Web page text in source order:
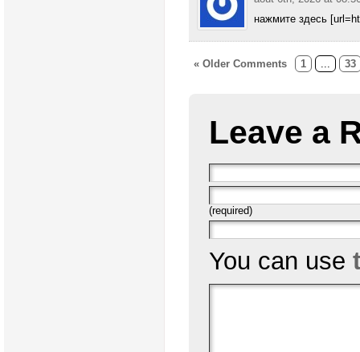
нажмите здесь
« Older Comments 1 33
Leave a
(required)
You can use